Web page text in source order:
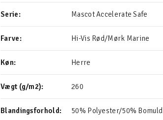
Serie: Mascot Accelerate Safe
Farve: Hi-Vis Rød/Mørk Marine
Køn: Herre
Vægt (g/m2): 260
Blandingsforhold: 50% Polyester/50% Bomuld